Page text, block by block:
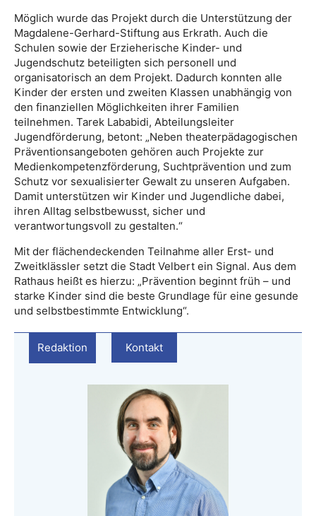
Möglich wurde das Projekt durch die Unterstützung der
Magdalene-Gerhard-Stiftung aus Erkrath. Auch die
Schulen sowie der Erzieherische Kinder- und
Jugendschutz beteiligten sich personell und
organisatorisch an dem Projekt. Dadurch konnten alle
Kinder der ersten und zweiten Klassen unabhängig von
den finanziellen Möglichkeiten ihrer Familien
teilnehmen. Tarek Lababidi, Abteilungsleiter
Jugendförderung, betont: „Neben theaterpädagogischen
Präventionsangeboten gehören auch Projekte zur
Medienkompetenzförderung, Suchtprävention und zum
Schutz vor sexualisierter Gewalt zu unseren Aufgaben.
Damit unterstützen wir Kinder und Jugendliche dabei,
ihren Alltag selbstbewusst, sicher und
verantwortungsvoll zu gestalten.“
Mit der flächendeckenden Teilnahme aller Erst- und
Zweitklässler setzt die Stadt Velbert ein Signal. Aus dem
Rathaus heißt es hierzu: „Prävention beginnt früh – und
starke Kinder sind die beste Grundlage für eine gesunde
und selbstbestimmte Entwicklung“.
Redaktion Kontakt